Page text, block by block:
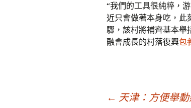
“我們的工具很純粹，
近只會做著本身吃，此
驟，該村將補齊基本舉
融會成長的村落復興包
← 天津：方便舉